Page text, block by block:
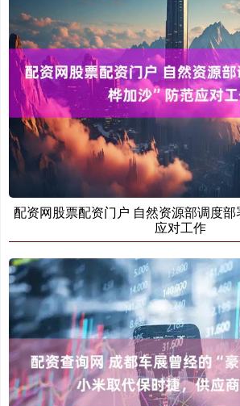
配资网股票配资门户 自然资源部调度部
应对工作